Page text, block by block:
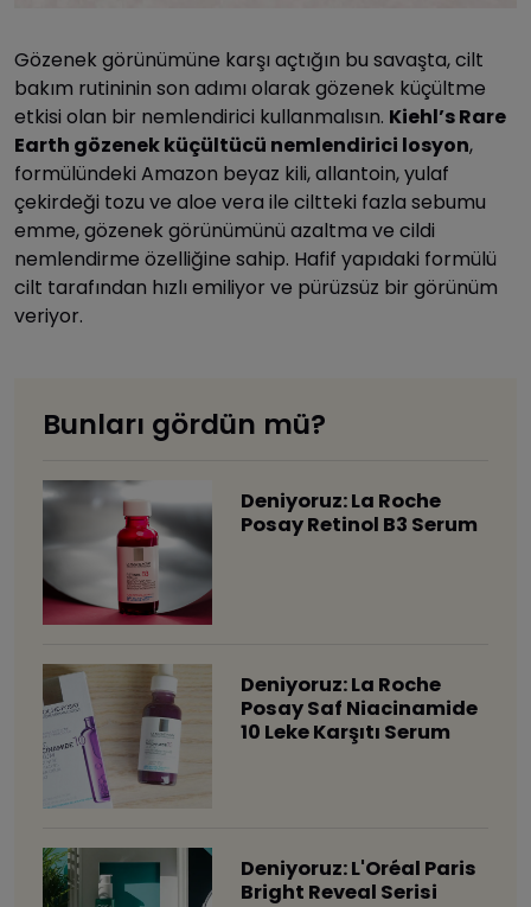
Gözenek görünümüne karşı açtığın bu savaşta, cilt
bakım rutininin son adımı olarak gözenek küçültme
etkisi olan bir nemlendirici kullanmalısın. Kiehl’s Rare
Earth gözenek küçültücü nemlendirici losyon,
formülündeki Amazon beyaz kili, allantoin, yulaf
çekirdeği tozu ve aloe vera ile ciltteki fazla sebumu
emme, gözenek görünümünü azaltma ve cildi
nemlendirme özelliğine sahip. Hafif yapıdaki formülü
cilt tarafından hızlı emiliyor ve pürüzsüz bir görünüm
veriyor.
Bunları gördün mü?
Deniyoruz: La Roche
Posay Retinol B3 Serum
Deniyoruz: La Roche
Posay Saf Niacinamide
10 Leke Karşıtı Serum
Deniyoruz: L'Oréal Paris
Bright Reveal Serisi